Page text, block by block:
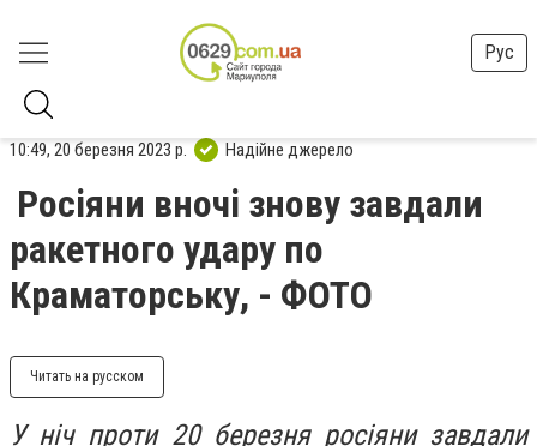
Рус
10:49, 20 березня 2023 р. Надійне джерело
Росіяни вночі знову завдали
ракетного удару по
Краматорську, - ФОТО
Читать на русском
У ніч проти 20 березня росіяни завдали